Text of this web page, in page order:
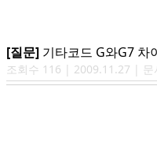
[질문] 기타코드 G와G7 차
조회수 116 | 2009.11.27 | 문